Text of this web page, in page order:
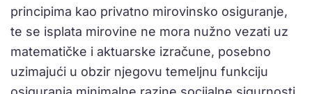
principima kao privatno mirovinsko osiguranje,
te se isplata mirovine ne mora nužno vezati uz
matematičke i aktuarske izračune, posebno
uzimajući u obzir njegovu temeljnu funkciju